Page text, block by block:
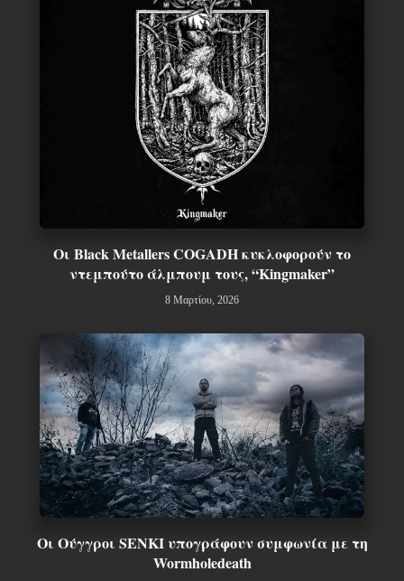
Οι Black Metallers COGADH κυκλοφορούν το
ντεμπούτο άλμπουμ τους, “Kingmaker”
8 Μαρτίου, 2026
Οι Ούγγροι SENKI υπογράφουν συμφωνία με τη
Wormholedeath